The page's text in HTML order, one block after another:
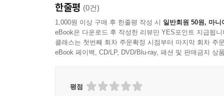
한줄평 (0건)
1,000원 이상 구매 후 한줄평 작성 시 일반회원 50원, 마니
eBook은 다운로드 후 작성한 리뷰만 YES포인트 지급됩니
클래스는 첫번째 회차 주문확정 시점부터 마지막 회차 주
eBook 페이백, CD/LP, DVD/Blu-ray, 패션 및 판매금지 상
평점